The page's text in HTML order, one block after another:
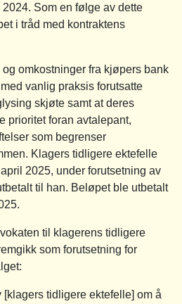
Som en følge av dette
i tråd med kontraktens
omkostninger fra kjøpers bank
vanlig praksis forutsatte
skjøte samt at deres
prioritet foran avtalepant,
som begrenser
Klagers tidligere ektefelle
2025, under forutsetning av
til han. Beløpet ble utbetalt
til klagerens tidligere
som forutsetning for
tidligere ektefelle] om å